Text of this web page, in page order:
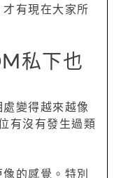
有現在大家所
私下也
變得越來越像
有沒有發生過類
的感覺。特別